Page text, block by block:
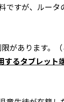
すが、ルータ
があります。（
るタブレット